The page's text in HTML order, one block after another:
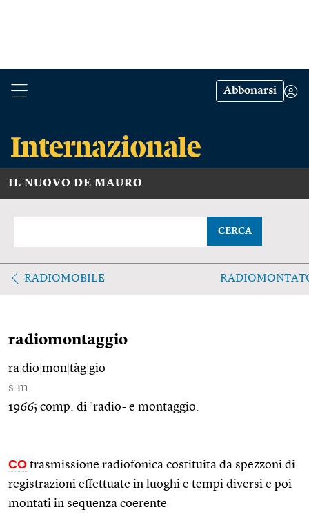
Abbonarsi
IL NUOVO DE MAURO
CERCA
RADIOMOBILE
radiomontaggio
ra dio mon tàg gio
s.m.
1966; comp. di 2radio- e montaggio.
CO trasmissione radiofonica costituita da spezzoni di
registrazioni effettuate in luoghi e tempi diversi e poi
montati in sequenza coerente